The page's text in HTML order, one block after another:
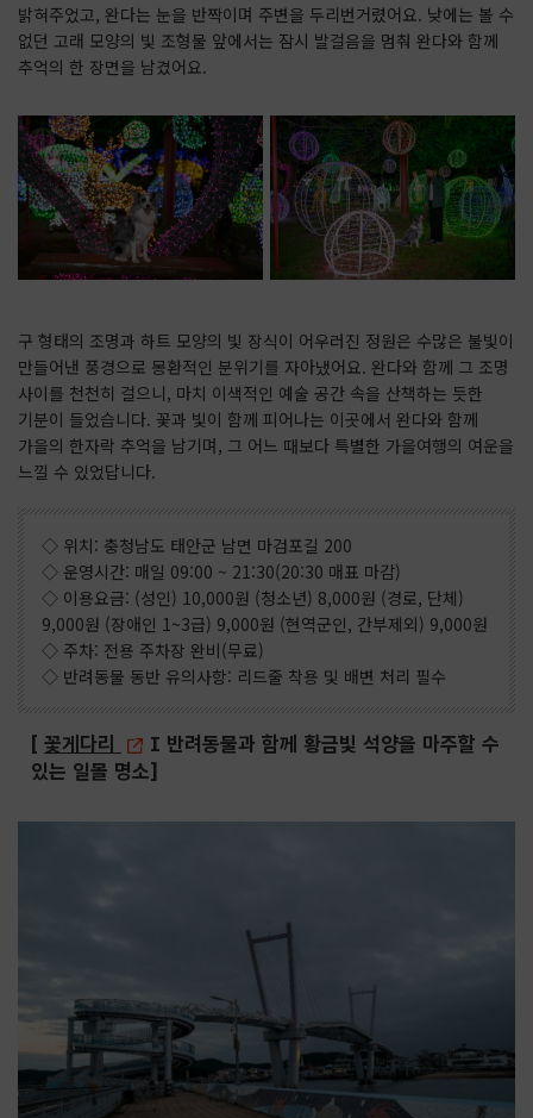
밝혀주었고, 완다는 눈을 반짝이며 주변을 두리번거렸어요. 낮에는 볼 수
없던 고래 모양의 빛 조형물 앞에서는 잠시 발걸음을 멈춰 완다와 함께
추억의 한 장면을 남겼어요.
구 형태의 조명과 하트 모양의 빛 장식이 어우러진 정원은 수많은 불빛이
만들어낸 풍경으로 몽환적인 분위기를 자아냈어요. 완다와 함께 그 조명
사이를 천천히 걸으니, 마치 이색적인 예술 공간 속을 산책하는 듯한
기분이 들었습니다. 꽃과 빛이 함께 피어나는 이곳에서 완다와 함께
가을의 한자락 추억을 남기며, 그 어느 때보다 특별한 가을여행의 여운을
느낄 수 있었답니다.
◇ 위치: 충청남도 태안군 남면 마검포길 200
◇ 운영시간: 매일 09:00 ~ 21:30(20:30 매표 마감)
◇ 이용요금: (성인) 10,000원 (청소년) 8,000원 (경로, 단체)
9,000원 (장애인 1~3급) 9,000원 (현역군인, 간부제외) 9,000원
◇ 주차: 전용 주차장 완비(무료)
◇ 반려동물 동반 유의사항: 리드줄 착용 및 배변 처리 필수
[ 꽃게다리
I 반려동물과 함께 황금빛 석양을 마주할 수
있는 일몰 명소]